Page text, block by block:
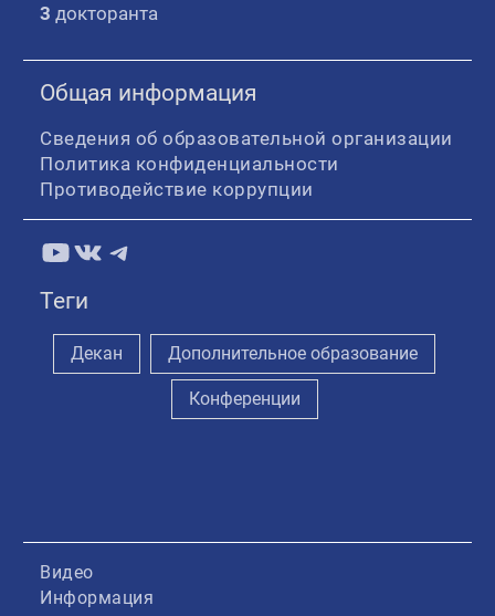
3 докторанта
Общая информация
Сведения об образовательной организации
Политика конфиденциальности
Противодействие коррупции
YouTube
ВКонтакте
Telegram
Теги
Декан Дополнительное образование
Конференции
Видео
Информация